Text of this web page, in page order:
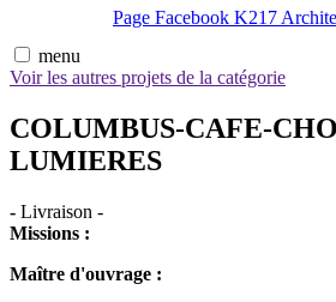
Page Facebook K217
menu
Voir les autres projets de la catégorie
COLUMBUS-CAFE-
LUMIERES
- Livraison -
Missions :
Maître d'ouvrage :